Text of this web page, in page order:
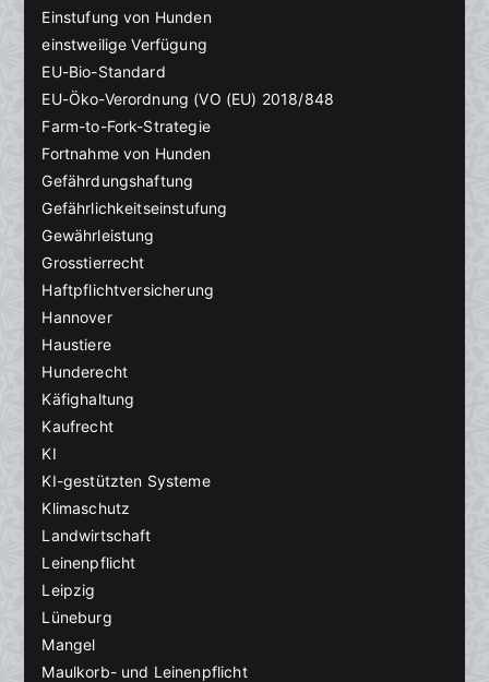
Einstufung von Hunden
einstweilige Verfügung
EU-Bio-Standard
EU-Öko-Verordnung (VO (EU) 2018/848
Farm-to-Fork-Strategie
Fortnahme von Hunden
Gefährdungshaftung
Gefährlichkeitseinstufung
Gewährleistung
Grosstierrecht
Haftpflichtversicherung
Hannover
Haustiere
Hunderecht
Käfighaltung
Kaufrecht
KI
KI-gestützten Systeme
Klimaschutz
Landwirtschaft
Leinenpflicht
Leipzig
Lüneburg
Mangel
Maulkorb- und Leinenpflicht